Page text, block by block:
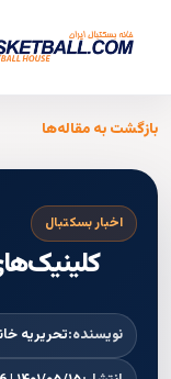
بازگشت به مقاله‌ها
اخبار بسکتبال
نویسنده:تحریریه